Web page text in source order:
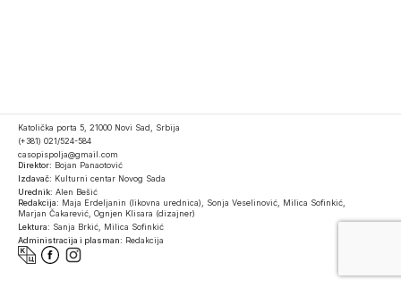
Katolička porta 5, 21000 Novi Sad, Srbija
(+381) 021/524-584
casopispolja@gmail.com
Direktor: Bojan Panaotović
Izdavač: Kulturni centar Novog Sada
Urednik: Alen Bešić
Redakcija: Maja Erdeljanin (likovna urednica), Sonja Veselinović, Milica Sofinkić,
Marjan Čakarević, Ognjen Klisara (dizajner)
Lektura: Sanja Brkić, Milica Sofinkić
Administracija i plasman: Redakcija